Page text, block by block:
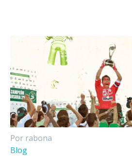
Por rabona
Blog